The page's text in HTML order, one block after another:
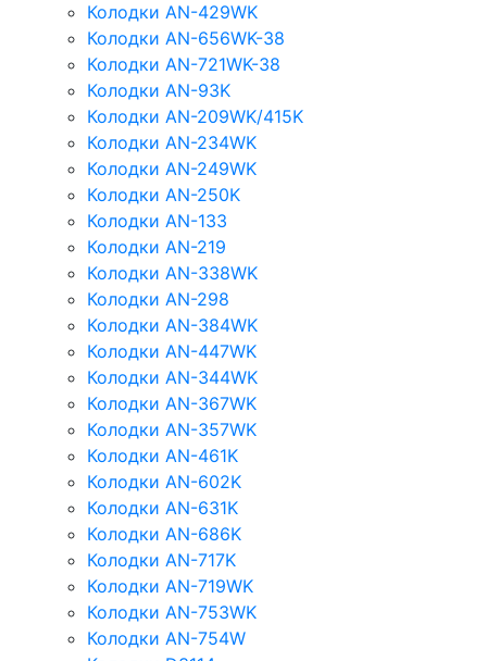
Колодки AN-429WK
Колодки AN-656WK-38
Колодки AN-721WK-38
Колодки AN-93K
Колодки AN-209WK/415K
Колодки AN-234WK
Колодки AN-249WK
Колодки AN-250K
Колодки AN-133
Колодки AN-219
Колодки AN-338WK
Колодки AN-298
Колодки AN-384WK
Колодки AN-447WK
Колодки AN-344WK
Колодки AN-367WK
Колодки AN-357WK
Колодки AN-461K
Колодки AN-602K
Колодки AN-631K
Колодки AN-686K
Колодки AN-717K
Колодки AN-719WK
Колодки AN-753WK
Колодки AN-754W